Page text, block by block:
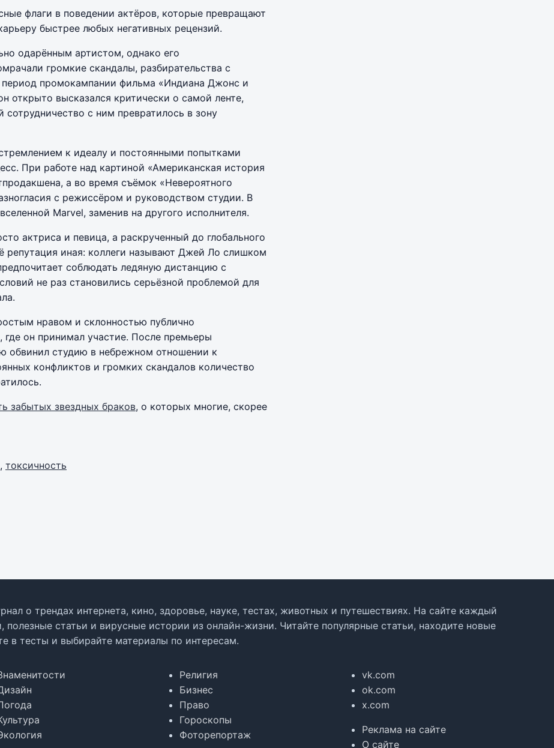
флаги в поведении актёров, которые превращают
быстрее любых негативных рецензий.
одарённым артистом, однако его
громкие скандалы, разбирательства с
промокампании фильма «Индиана Джонс и
открыто высказался критически о самой ленте,
с ним превратилось в зону
к идеалу и постоянными попытками
При работе над картиной «Американская история
а во время съёмок «Невероятного
с режиссёром и руководством студии. В
Marvel, заменив на другого исполнителя.
актриса и певица, а раскрученный до глобального
репутация иная: коллеги называют Джей Ло слишком
соблюдать ледяную дистанцию с
не раз становились серьёзной проблемой для
нравом и склонностью публично
где он принимал участие. После премьеры
обвинил студию в небрежном отношении к
конфликтов и громких скандалов количество
забытых звездных браков, о которых многие, скорее
, токсичность
о трендах интернета, кино, здоровье, науке, тестах, животных и путешествиях. На сайте каждый
статьи и вирусные истории из онлайн-жизни. Читайте популярные статьи, находите новые
в тесты и выбирайте материалы по интересам.
Религия
Бизнес
Право
Гороскопы
Фоторепортаж
vk.com
ok.com
x.com
Реклама на сайте
О сайте